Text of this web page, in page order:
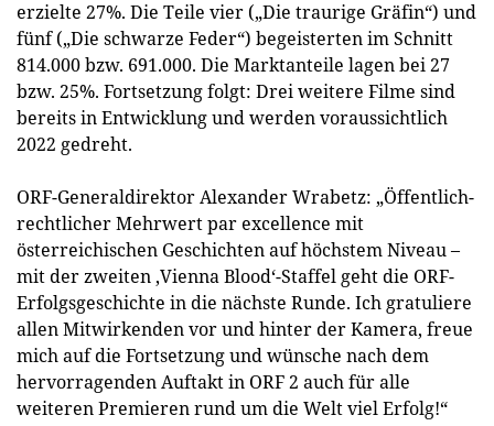
erzielte 27%. Die Teile vier („Die traurige Gräfin“) und
fünf („Die schwarze Feder“) begeisterten im Schnitt
814.000 bzw. 691.000. Die Marktanteile lagen bei 27
bzw. 25%. Fortsetzung folgt: Drei weitere Filme sind
bereits in Entwicklung und werden voraussichtlich
2022 gedreht.
ORF-Generaldirektor Alexander Wrabetz: „Öffentlich-
rechtlicher Mehrwert par excellence mit
österreichischen Geschichten auf höchstem Niveau –
mit der zweiten ‚Vienna Blood‘-Staffel geht die ORF-
Erfolgsgeschichte in die nächste Runde. Ich gratuliere
allen Mitwirkenden vor und hinter der Kamera, freue
mich auf die Fortsetzung und wünsche nach dem
hervorragenden Auftakt in ORF 2 auch für alle
weiteren Premieren rund um die Welt viel Erfolg!“